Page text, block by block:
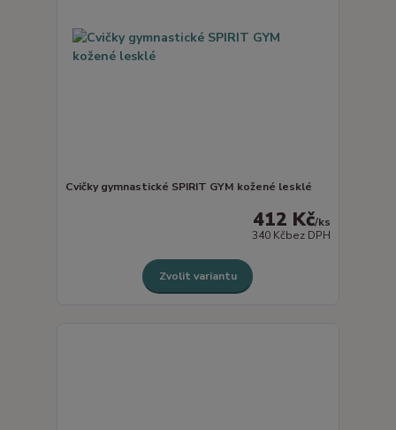
Cvičky gymnastické SPIRIT GYM kožené lesklé
412 Kč/ks
340 Kčbez DPH
Zvolit variantu